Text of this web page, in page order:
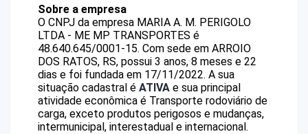
Sobre a empresa
O CNPJ da empresa MARIA A. M. PERIGOLO
LTDA - ME MP TRANSPORTES é
48.640.645/0001-15. Com sede em ARROIO
DOS RATOS, RS, possui 3 anos, 8 meses e 22
dias e foi fundada em 17/11/2022. A sua
situação cadastral é ATIVA e sua principal
atividade econômica é Transporte rodoviário de
carga, exceto produtos perigosos e mudanças,
intermunicipal, interestadual e internacional.